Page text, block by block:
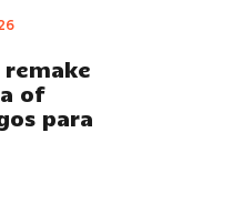
of
para